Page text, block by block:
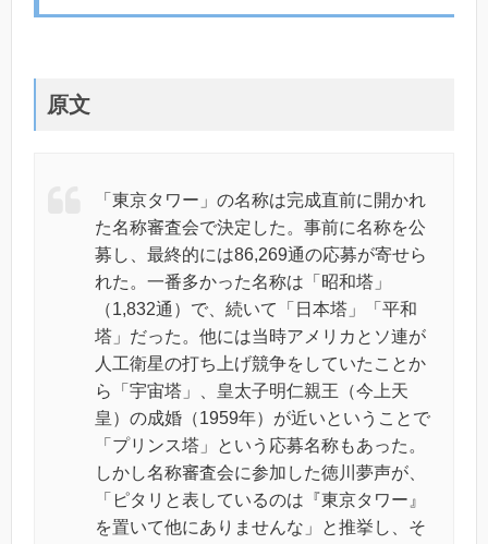
原文
「東京タワー」の名称は完成直前に開かれ
た名称審査会で決定した。事前に名称を公
募し、最終的には86,269通の応募が寄せら
れた。一番多かった名称は「昭和塔」
（1,832通）で、続いて「日本塔」「平和
塔」だった。他には当時アメリカとソ連が
人工衛星の打ち上げ競争をしていたことか
ら「宇宙塔」、皇太子明仁親王（今上天
皇）の成婚（1959年）が近いということで
「プリンス塔」という応募名称もあった。
しかし名称審査会に参加した徳川夢声が、
「ピタリと表しているのは『東京タワー』
を置いて他にありませんな」と推挙し、そ